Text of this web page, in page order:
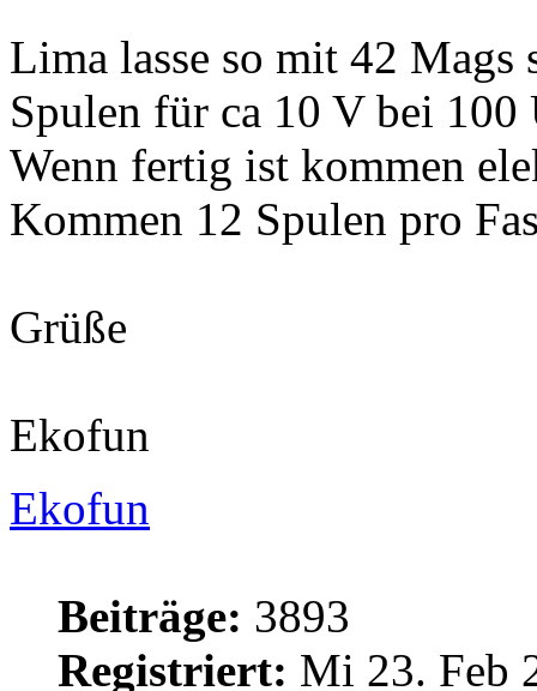
Lima lasse so mit 42
Spulen für ca 10 V bei 100
Wenn fertig ist kommen
Kommen 12 Spulen pro
Grüße
Ekofun
Ekofun
Beiträge: 3893
Registriert: Mi 23. Feb